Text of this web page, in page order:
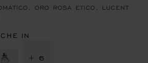
ORO ROSA ETICO, LUCENT
IN
+ 6